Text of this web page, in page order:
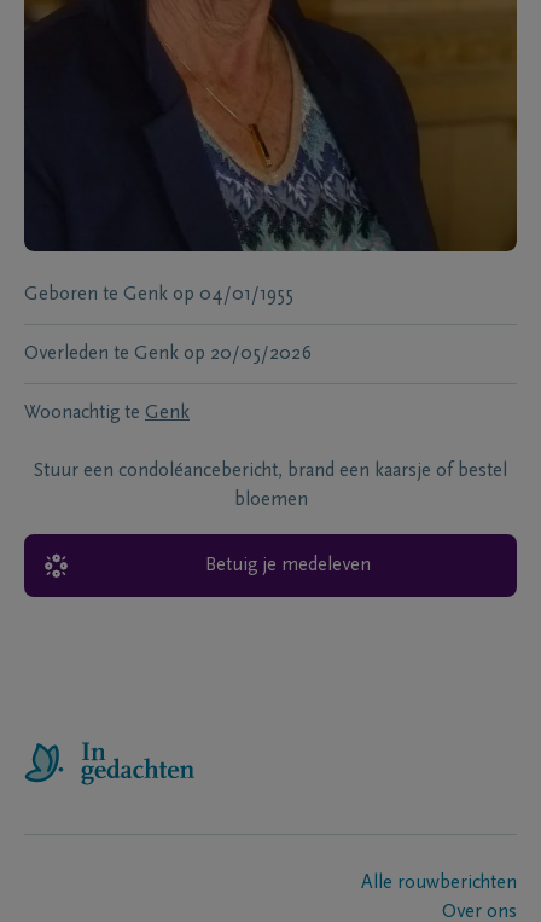
Geboren te Genk op 04/01/1955
Overleden te Genk op 20/05/2026
Woonachtig te Genk
Stuur een condoléancebericht, brand een kaarsje of bestel
bloemen
Betuig je medeleven
Alle rouwberichten
Over ons